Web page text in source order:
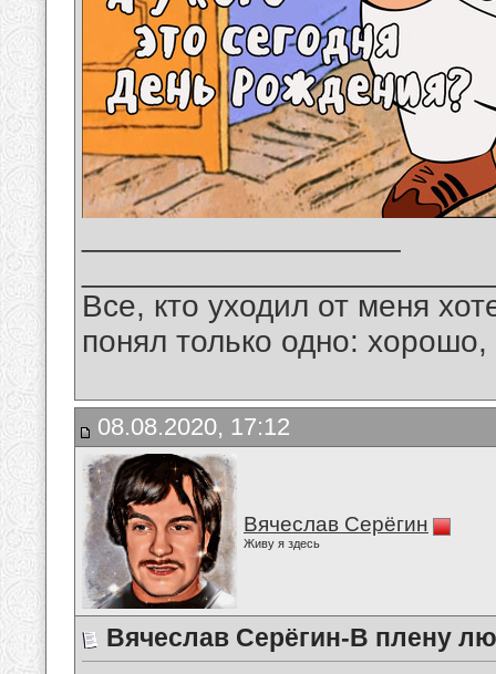
Все, кто уходил от меня
понял только одно:
08.08.2020, 17:12
Вячеслав Серёгин
Живу я здесь
Вячеслав Серёгин-В плену